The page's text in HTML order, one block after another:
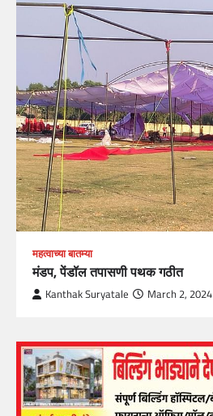
महत्वाच्या बातम्या
मंडप, पेंडॉल तपासणी पथक गठीत
Kanthak Suryatale March 2, 2024